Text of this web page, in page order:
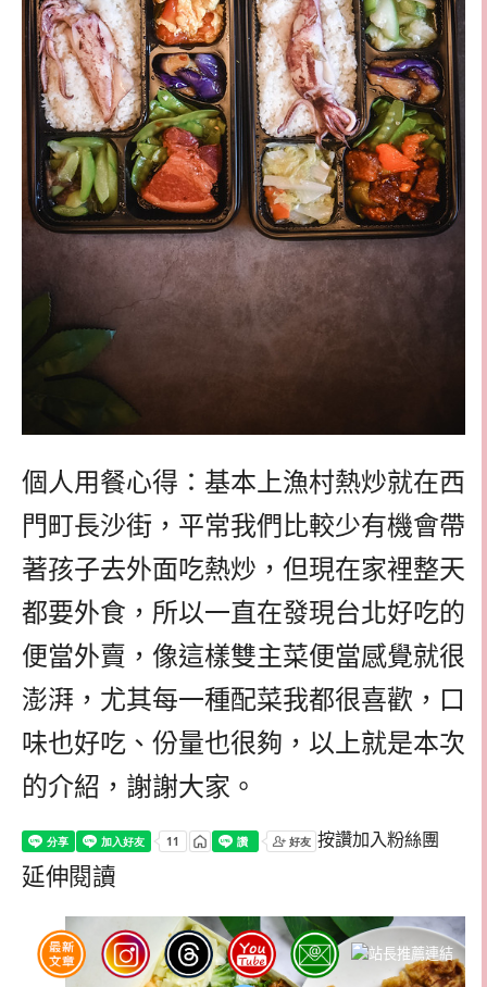
個人用餐心得：基本上漁村熱炒就在西
門町長沙街，平常我們比較少有機會帶
著孩子去外面吃熱炒，但現在家裡整天
都要外食，所以一直在發現台北好吃的
便當外賣，像這樣雙主菜便當感覺就很
澎湃，尤其每一種配菜我都很喜歡，口
味也好吃、份量也很夠，以上就是本次
的介紹，謝謝大家。
按讚加入粉絲團
延伸閱讀